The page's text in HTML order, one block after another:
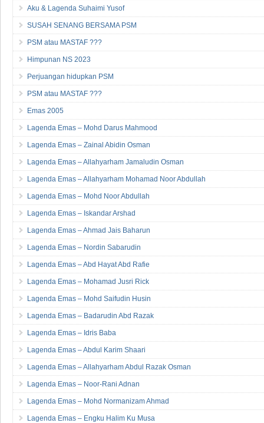
Aku & Lagenda Suhaimi Yusof
SUSAH SENANG BERSAMA PSM
PSM atau MASTAF ???
Himpunan NS 2023
Perjuangan hidupkan PSM
PSM atau MASTAF ???
Emas 2005
Lagenda Emas – Mohd Darus Mahmood
Lagenda Emas – Zainal Abidin Osman
Lagenda Emas – Allahyarham Jamaludin Osman
Lagenda Emas – Allahyarham Mohamad Noor Abdullah
Lagenda Emas – Mohd Noor Abdullah
Lagenda Emas – Iskandar Arshad
Lagenda Emas – Ahmad Jais Baharun
Lagenda Emas – Nordin Sabarudin
Lagenda Emas – Abd Hayat Abd Rafie
Lagenda Emas – Mohamad Jusri Rick
Lagenda Emas – Mohd Saifudin Husin
Lagenda Emas – Badarudin Abd Razak
Lagenda Emas – Idris Baba
Lagenda Emas – Abdul Karim Shaari
Lagenda Emas – Allahyarham Abdul Razak Osman
Lagenda Emas – Noor-Rani Adnan
Lagenda Emas – Mohd Normanizam Ahmad
Lagenda Emas – Engku Halim Ku Musa